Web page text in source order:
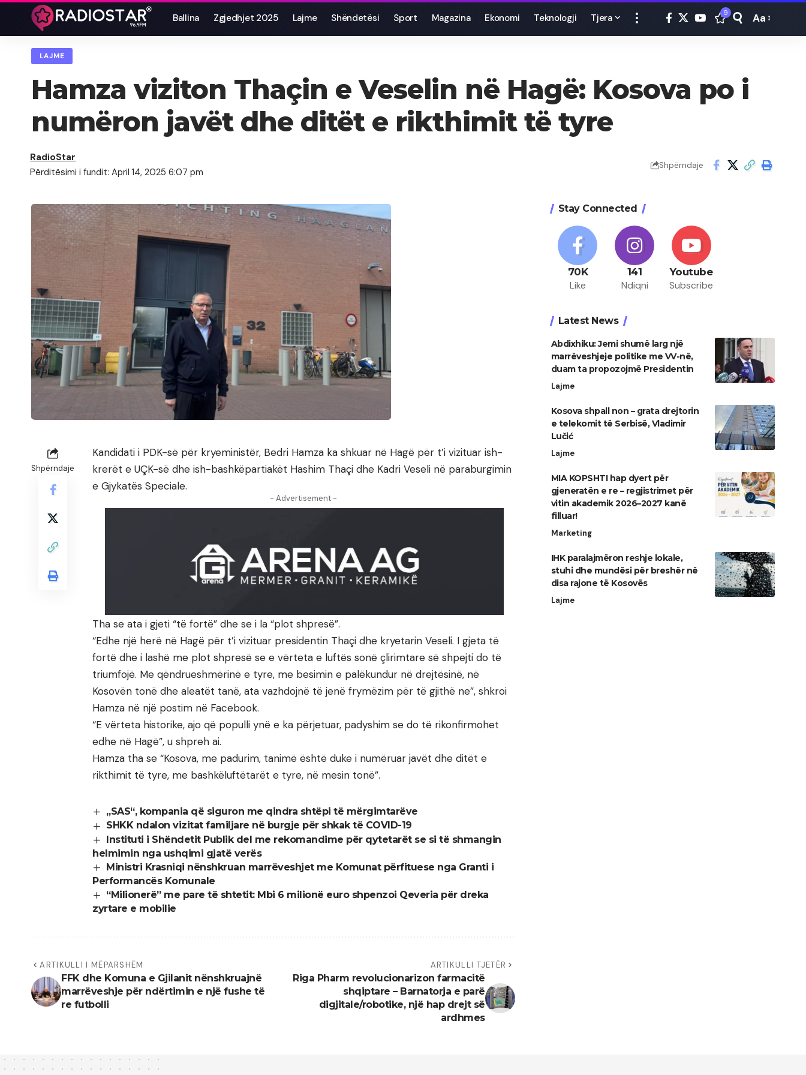
Ballina Zgjedhjet 2025 Lajme Shëndetësi Sport Magazina Ekonomi Teknologji Tjera 9
Font
Aa
LAJME
Hamza viziton Thaçin e Veselin në Hagë: Kosova po i
numëron javët dhe ditët e rikthimit të tyre
Përditësimi i fundit: April 14, 2025 6:07 pm
RadioStar
Shpërndaje
Shpërndaje
Kandidati i PDK-së për kryeministër, Bedri Hamza ka shkuar në Hagë për t’i vizituar ish-
krerët e UÇK-së dhe ish-bashkëpartiakët Hashim Thaçi dhe Kadri Veseli në paraburgimin
e Gjykatës Speciale.
- Advertisement -
Tha se ata i gjeti “të fortë” dhe se i la “plot shpresë”.
“Edhe një herë në Hagë për t’i vizituar presidentin Thaçi dhe kryetarin Veseli. I gjeta të
fortë dhe i lashë me plot shpresë se e vërteta e luftës sonë çlirimtare së shpejti do të
triumfojë. Me qëndrueshmërinë e tyre, me besimin e palëkundur në drejtësinë, në
Kosovën tonë dhe aleatët tanë, ata vazhdojnë të jenë frymëzim për të gjithë ne”, shkroi
Hamza në një postim në Facebook.
“E vërteta historike, ajo që populli ynë e ka përjetuar, padyshim se do të rikonfirmohet
edhe në Hagë”, u shpreh ai.
Hamza tha se “Kosova, me padurim, tanimë është duke i numëruar javët dhe ditët e
rikthimit të tyre, me bashkëluftëtarët e tyre, në mesin tonë”.
„SAS“, kompania që siguron me qindra shtëpi të mërgimtarëve
SHKK ndalon vizitat familjare në burgje për shkak të COVID-19
Instituti i Shëndetit Publik del me rekomandime për qytetarët se si të shmangin
helmimin nga ushqimi gjatë verës
Ministri Krasniqi nënshkruan marrëveshjet me Komunat përfituese nga Granti i
Performancës Komunale
“Milionerë” me pare të shtetit: Mbi 6 milionë euro shpenzoi Qeveria për dreka
zyrtare e mobilie
ARTIKULLI I MËPARSHËM
FFK dhe Komuna e Gjilanit nënshkruajnë
marrëveshje për ndërtimin e një fushe të
re futbolli
ARTIKULLI TJETËR
Riga Pharm revolucionarizon farmacitë
shqiptare – Barnatorja e parë
digjitale/robotike, një hap drejt së
ardhmes
Stay Connected
70K
Like
141
Ndiqni
Youtube
Subscribe
Latest News
Abdixhiku: Jemi shumë larg një
marrëveshjeje politike me VV-në,
duam ta propozojmë Presidentin
Lajme
Kosova shpall non – grata drejtorin
e telekomit të Serbisë, Vladimir
Lučić
Lajme
MIA KOPSHTI hap dyert për
gjeneratën e re – regjistrimet për
vitin akademik 2026–2027 kanë
filluar!
Marketing
IHK paralajmëron reshje lokale,
stuhi dhe mundësi për breshër në
disa rajone të Kosovës
Lajme